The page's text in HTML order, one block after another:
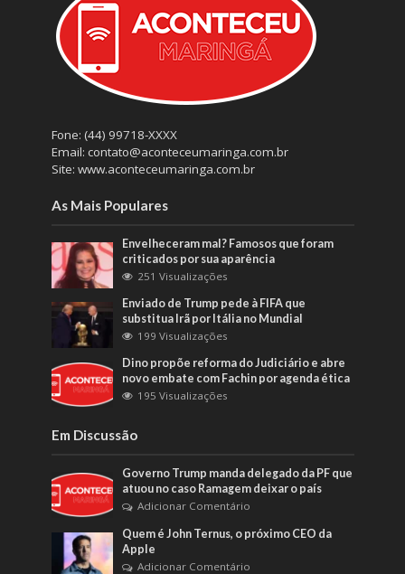
Fone: (44) 99718-XXXX
Email: contato@aconteceumaringa.com.br
Site: www.aconteceumaringa.com.br
As Mais Populares
Envelheceram mal? Famosos que foram
criticados por sua aparência
251 Visualizações
Enviado de Trump pede à FIFA que
substitua Irã por Itália no Mundial
199 Visualizações
Dino propõe reforma do Judiciário e abre
novo embate com Fachin por agenda ética
195 Visualizações
Em Discussão
Governo Trump manda delegado da PF que
atuou no caso Ramagem deixar o país
Adicionar Comentário
Quem é John Ternus, o próximo CEO da
Apple
Adicionar Comentário